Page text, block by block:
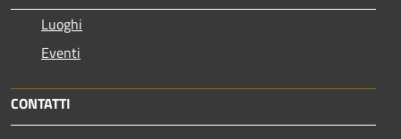
Luoghi
Eventi
CONTATTI